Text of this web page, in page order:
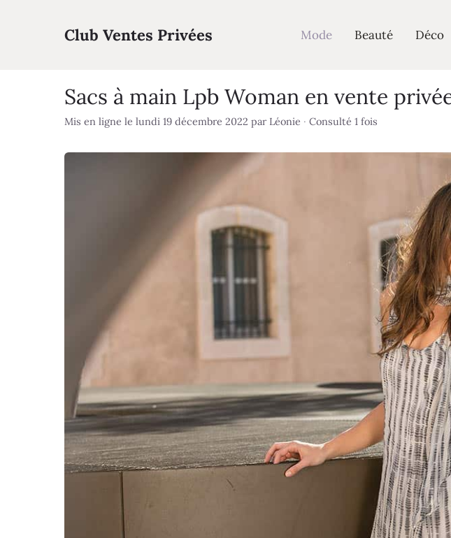
Club Ventes Privées Mode Beauté Déco
Sacs à main Lpb Woman en vente
Mis en ligne le lundi 19 décembre 2022 par Léonie · Consulté 1 fois